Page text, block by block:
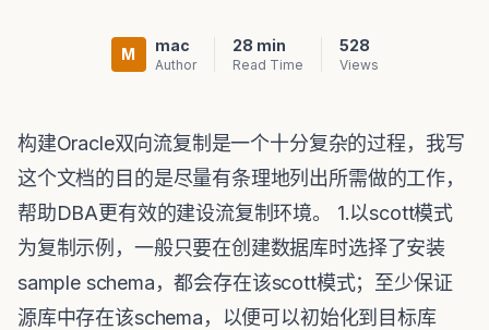
M mac
Author
28 min
Read Time
528
Views
构建Oracle双向流复制是一个十分复杂的过程，我写
这个文档的目的是尽量有条理地列出所需做的工作，
帮助DBA更有效的建设流复制环境。 1.以scott模式
为复制示例，一般只要在创建数据库时选择了安装
sample schema，都会存在该scott模式；至少保证
源库中存在该schema，以便可以初始化到目标库